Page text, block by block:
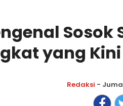
Sosok
yang Kini
Redaksi -